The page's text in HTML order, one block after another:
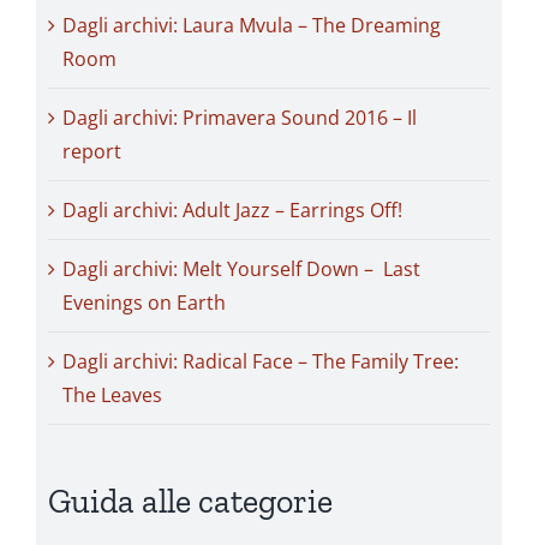
Dagli archivi: Laura Mvula – The Dreaming
Room
Dagli archivi: Primavera Sound 2016 – Il
report
Dagli archivi: Adult Jazz – Earrings Off!
Dagli archivi: Melt Yourself Down – Last
Evenings on Earth
Dagli archivi: Radical Face – The Family Tree:
The Leaves
Guida alle categorie